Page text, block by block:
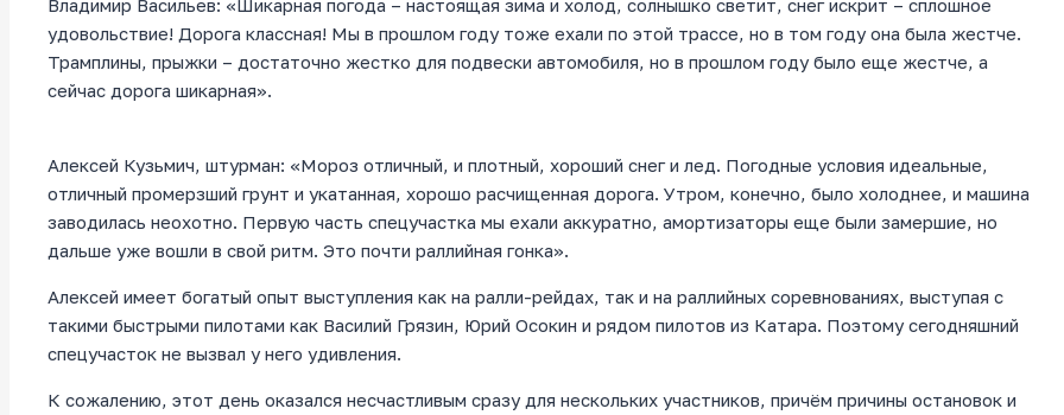
Владимир Васильев: «Шикарная погода – настоящая зима и холод, солнышко светит, снег искрит – сплошное
удовольствие! Дорога классная! Мы в прошлом году тоже ехали по этой трассе, но в том году она была жестче.
Трамплины, прыжки – достаточно жестко для подвески автомобиля, но в прошлом году было еще жестче, а
сейчас дорога шикарная».
Алексей Кузьмич, штурман: «Мороз отличный, и плотный, хороший снег и лед. Погодные условия идеальные,
отличный промерзший грунт и укатанная, хорошо расчищенная дорога. Утром, конечно, было холоднее, и машина
заводилась неохотно. Первую часть спецучастка мы ехали аккуратно, амортизаторы еще были замершие, но
дальше уже вошли в свой ритм. Это почти раллийная гонка».
Алексей имеет богатый опыт выступления как на ралли-рейдах, так и на раллийных соревнованиях, выступая с
такими быстрыми пилотами как Василий Грязин, Юрий Осокин и рядом пилотов из Катара. Поэтому сегодняшний
спецучасток не вызвал у него удивления.
К сожалению, этот день оказался несчастливым сразу для нескольких участников, причём причины остановок и